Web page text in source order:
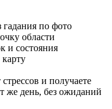
по фото
области
и состояния
и получаете
же день, без ожиданий